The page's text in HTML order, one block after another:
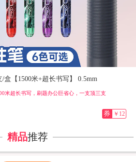
盒【1500米+超长书写】 0.5mm
米超长书写，刷题办公巨省心，一支顶三支
券 ￥12
精品推荐